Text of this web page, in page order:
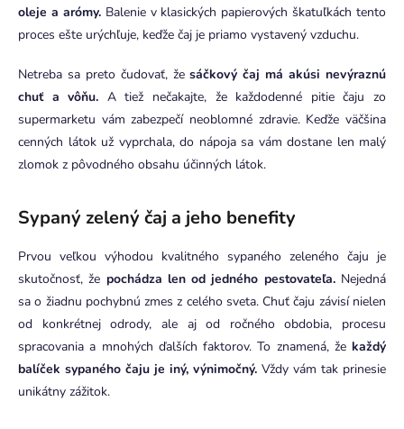
oleje a arómy.Balenie v klasických papierových škatuľkách tento
proces ešte urýchľuje, keďže čaj je priamo vystavený vzduchu.
Netreba sa preto čudovať, žesáčkový čaj má akúsi nevýraznú
chuť a vôňu. A tiež nečakajte, že každodenné pitie čaju zo
supermarketu vám zabezpečí neoblomné zdravie. Keďže väčšina
cenných látok už vyprchala, do nápoja sa vám dostane len malý
zlomok z pôvodného obsahu účinných látok.
Sypaný zelený čaj a jeho benefity
Prvou veľkou výhodou kvalitného sypaného zeleného čaju je
skutočnosť, že pochádza len od jedného pestovateľa. Nejedná
sa o žiadnu pochybnú zmes z celého sveta. Chuť čaju závisí nielen
od konkrétnej odrody, ale aj od ročného obdobia, procesu
spracovania a mnohých ďalších faktorov. To znamená, že každý
balíček sypaného čaju je iný, výnimočný. Vždy vám tak prinesie
unikátny zážitok.